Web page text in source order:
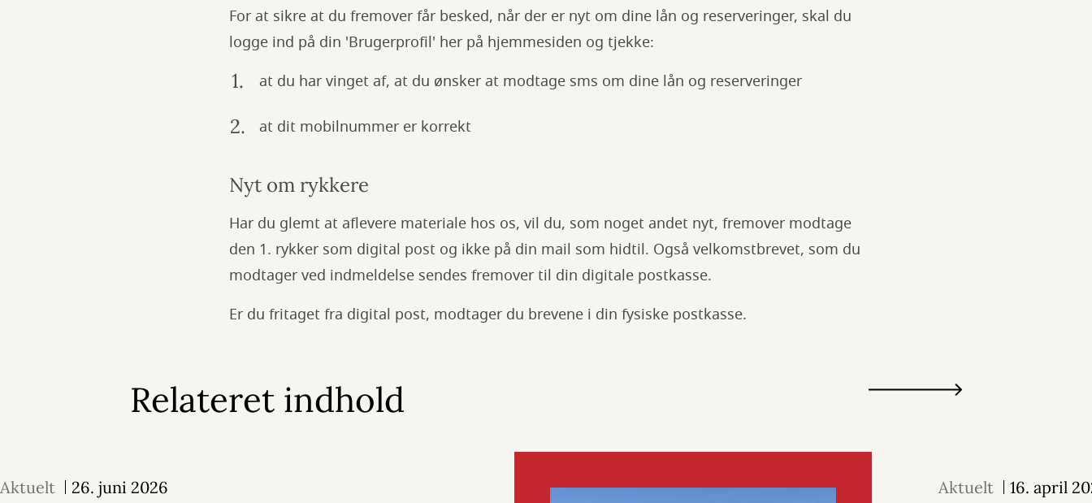
For at sikre at du fremover får besked, når der er nyt om dine lån og reserveringer, skal du
logge ind på din 'Brugerprofil' her på hjemmesiden og tjekke:
at du har vinget af, at du ønsker at modtage sms om dine lån og reserveringer
at dit mobilnummer er korrekt
Nyt om rykkere
Har du glemt at aflevere materiale hos os, vil du, som noget andet nyt, fremover modtage
den 1. rykker som digital post og ikke på din mail som hidtil. Også velkomstbrevet, som du
modtager ved indmeldelse sendes fremover til din digitale postkasse.
Er du fritaget fra digital post, modtager du brevene i din fysiske postkasse.
Relateret indhold
Aktuelt 26. juni 2026 Aktuelt 16. april